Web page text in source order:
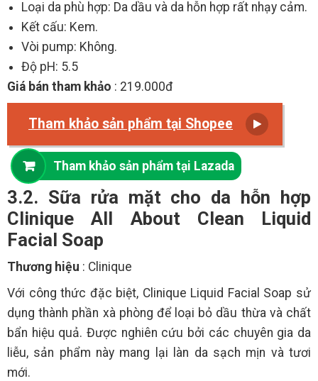
Loại da phù hợp: Da dầu và da hỗn hợp rất nhạy cảm.
Kết cấu: Kem.
Vòi pump: Không.
Độ pH: 5.5
Giá bán tham khảo : 219.000đ
Tham khảo sản phẩm tại Shopee
Tham khảo sản phẩm tại Lazada
3.2. Sữa rửa mặt cho da hỗn hợp
Clinique All About Clean Liquid
Facial Soap
Thương hiệu : Clinique
Với công thức đặc biệt, Clinique Liquid Facial Soap sử
dụng thành phần xà phòng để loại bỏ dầu thừa và chất
bẩn hiệu quả. Được nghiên cứu bởi các chuyên gia da
liễu, sản phẩm này mang lại làn da sạch mịn và tươi
mới.